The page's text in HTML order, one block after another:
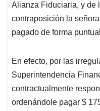
Alianza Fiduciaria, y de
contraposición la
pagado de forma
En efecto, por las
Superintendencia
contractualmente
ordenándole pagar $